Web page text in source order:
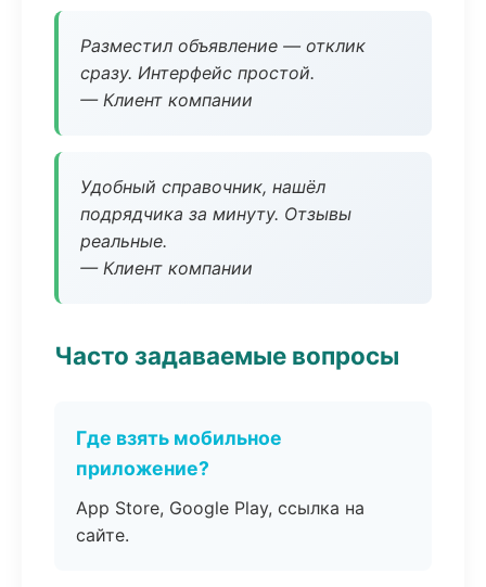
Разместил объявление — отклик
сразу. Интерфейс простой.
— Клиент компании
Удобный справочник, нашёл
подрядчика за минуту. Отзывы
реальные.
— Клиент компании
Часто задаваемые вопросы
Где взять мобильное
приложение?
App Store, Google Play, ссылка на
сайте.